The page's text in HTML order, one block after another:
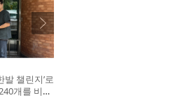
발 챌린지’로
개를 비글